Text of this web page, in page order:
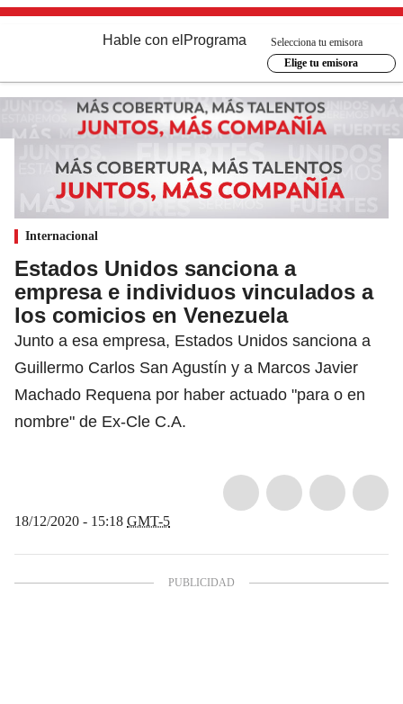
Hable con el Programa
Selecciona tu emisora
Elige tu emisora
Internacional
Estados Unidos sanciona a
empresa e individuos vinculados a
los comicios en Venezuela
Junto a esa empresa, Estados Unidos sanciona a
Guillermo Carlos San Agustín y a Marcos Javier
Machado Requena por haber actuado "para o en
nombre" de Ex-Cle C.A.
18/12/2020 - 15:18 GMT-5